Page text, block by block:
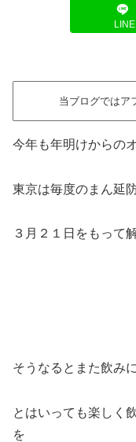
LINE
当ブログではア
今年も年明けからの
東京は毎度のまん延
３月２１日をもって
そうなるとまた飲み
とはいっても楽しく
を